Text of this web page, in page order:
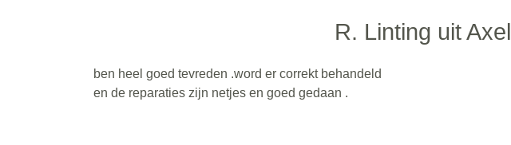
R. Linting uit Axel
ben heel goed tevreden .word er correkt behandeld
en de reparaties zijn netjes en goed gedaan .